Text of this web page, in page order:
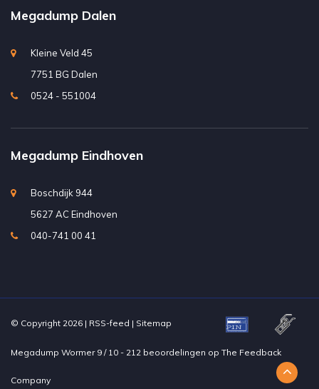
Megadump Dalen
Kleine Veld 45
7751 BG Dalen
0524 - 551004
Megadump Eindhoven
Boschdijk 944
5627 AC Eindhoven
040-741 00 41
© Copyright 2026 | RSS-feed | Sitemap
Megadump Wormer 9 / 10 - 212 beoordelingen op The Feedback
Company